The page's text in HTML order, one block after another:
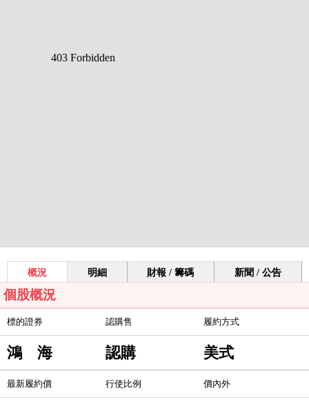
概況 明細 財報 / 籌碼 新聞 / 公告
個股概況
標的證券 認購售 履約方式
鴻 海 認購 美式
最新履約價 行使比例 價內外